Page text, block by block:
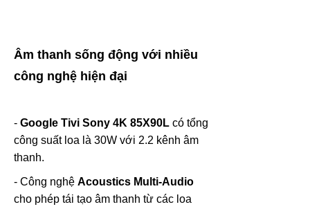
Âm thanh sống động với nhiều
công nghệ hiện đại
- Google Tivi Sony 4K 85X90L có tổng
công suất loa là 30W với 2.2 kênh âm
thanh.
- Công nghệ Acoustics Multi-Audio
cho phép tái tạo âm thanh từ các loa